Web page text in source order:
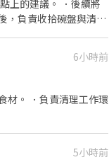
上的建議。 ．後續將
，負責收拾碗盤與清理
6小時前
材。 ．負責清理工作環
5小時前